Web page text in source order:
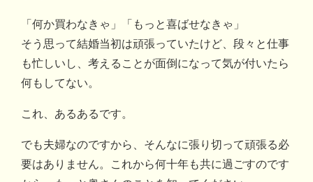
「何か買わなきゃ」「もっと喜ばせなきゃ」
そう思って結婚当初は頑張っていたけど、段々と仕事
も忙しいし、考えることが面倒になって気が付いたら
何もしてない。
これ、あるあるです。
でも夫婦なのですから、そんなに張り切って頑張る必
要はありません。これから何十年も共に過ごすのです